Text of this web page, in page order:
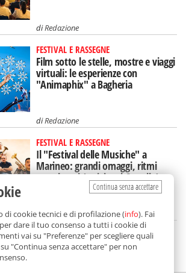
diRedazione
FESTIVAL E RASSEGNE
Film sotto le stelle, mostre e viaggi
virtuali: le esperienze con
"Animaphix" a Bagheria
diRedazione
FESTIVAL E RASSEGNE
Il "Festival delle Musiche" a
Marineo: grandi omaggi, ritmi
travolgenti (e visite al Castello)
diRedazione
DA BALARM
Continua senza accettare
di cookie tecnici e di profilazione (info). Fai
dare il tuo consenso a tutti i cookie di
vai su "Preferenze" per scegliere quali
"Continua senza accettare" per non